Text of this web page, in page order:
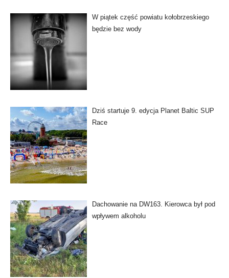
W piątek część powiatu kołobrzeskiego
będzie bez wody
Dziś startuje 9. edycja Planet Baltic SUP
Race
Dachowanie na DW163. Kierowca był pod
wpływem alkoholu